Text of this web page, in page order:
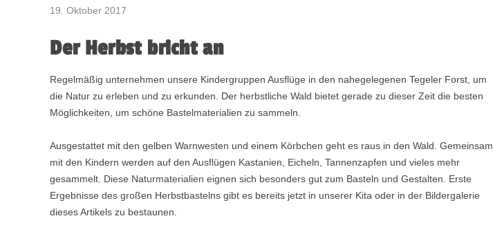
19. Oktober 2017
Der Herbst bricht an
Regelmäßig unternehmen unsere Kindergruppen Ausflüge in den nahegelegenen Tegeler Forst, um
die Natur zu erleben und zu erkunden. Der herbstliche Wald bietet gerade zu dieser Zeit die besten
Möglichkeiten, um schöne Bastelmaterialien zu sammeln.
Ausgestattet mit den gelben Warnwesten und einem Körbchen geht es raus in den Wald. Gemeinsam
mit den Kindern werden auf den Ausflügen Kastanien, Eicheln, Tannenzapfen und vieles mehr
gesammelt. Diese Naturmaterialien eignen sich besonders gut zum Basteln und Gestalten. Erste
Ergebnisse des großen Herbstbastelns gibt es bereits jetzt in unserer Kita oder in der Bildergalerie
dieses Artikels zu bestaunen.